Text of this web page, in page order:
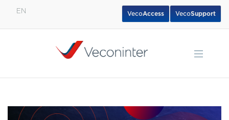
EN VecoSupport
VecoAccess